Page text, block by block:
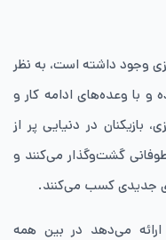
وجود داشته است، به نظر
و با وعده‌های ادامه کار و
در دنیایی پر از
گشت‌وگذار می‌کنند و
جدیدی کسب می‌کنند.
ارائه می‌دهد در بین همه